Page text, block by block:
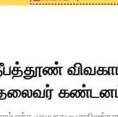
கண்டனம்